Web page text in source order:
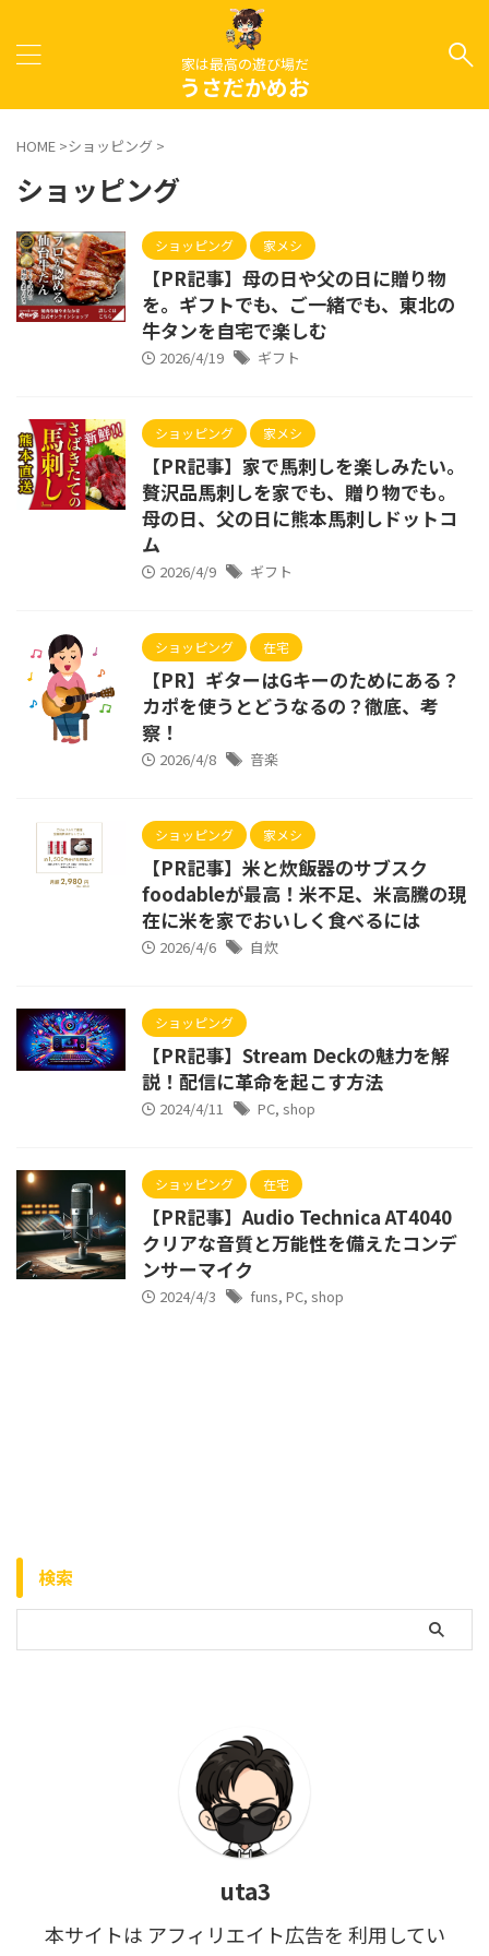
家は最高の遊び場だ
うさだかめお
HOME >ショッピング >
ショッピング
ショッピング 家メシ
【PR記事】母の日や父の日に贈り物
を。ギフトでも、ご一緒でも、東北の
牛タンを自宅で楽しむ
2026/4/19 ギフト
ショッピング 家メシ
【PR記事】家で馬刺しを楽しみたい。
贅沢品馬刺しを家でも、贈り物でも。
母の日、父の日に熊本馬刺しドットコ
ム
2026/4/9 ギフト
ショッピング 在宅
【PR】ギターはGキーのためにある？
カポを使うとどうなるの？徹底、考
察！
2026/4/8 音楽
ショッピング 家メシ
【PR記事】米と炊飯器のサブスク
foodableが最高！米不足、米高騰の現
在に米を家でおいしく食べるには
2026/4/6 自炊
ショッピング
【PR記事】Stream Deckの魅力を解
説！配信に革命を起こす方法
2024/4/11 PC, shop
ショッピング 在宅
【PR記事】Audio Technica AT4040
クリアな音質と万能性を備えたコンデ
ンサーマイク
2024/4/3 funs, PC, shop
検索
uta3
本サイトは アフィリエイト広告を 利用してい